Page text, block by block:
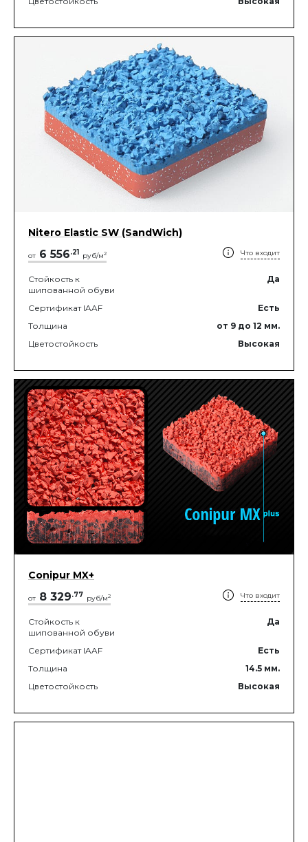
Nitero Elastic SW (SandWich)
от 6 556.21 руб/м2 Что входит
Стойкость к
шипованной обуви
Да
Сертификат IAAF
Есть
Толщина
от 9 до 12 мм.
Цветостойкость
Высокая
Conipur MX+
от 8 329.77 руб/м2 Что входит
Стойкость к
шипованной обуви
Да
Сертификат IAAF
Есть
Толщина
14.5 мм.
Цветостойкость
Высокая